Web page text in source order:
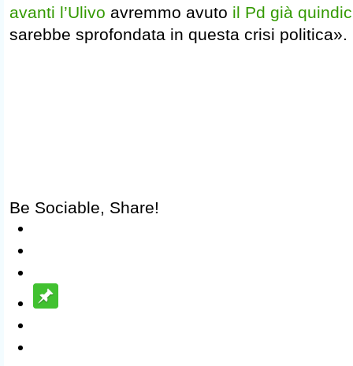
avanti l’Ulivo avremmo avuto il Pd già
sarebbe sprofondata in questa crisi politica».
Be Sociable, Share!